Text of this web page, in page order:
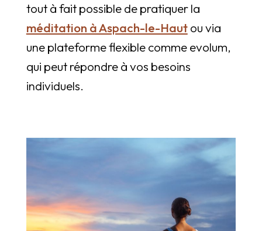
tout à fait possible de pratiquer la
méditation à Aspach-le-Hautou via
une plateforme flexible comme evolum,
qui peut répondre à vos besoins
individuels.